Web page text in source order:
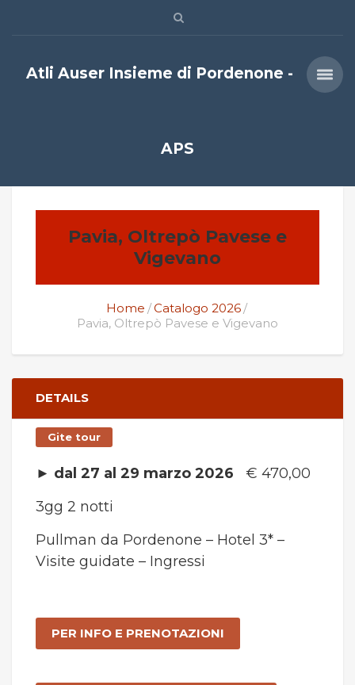
Atli Auser Insieme di Pordenone -
APS
Pavia, Oltrepò Pavese e
Vigevano
Home
Catalogo 2026
Pavia, Oltrepò Pavese e Vigevano
DETAILS
Gite tour
► dal 27 al 29 marzo 2026 € 470,00
3gg 2 notti
Pullman da Pordenone – Hotel 3* –
Visite guidate – Ingressi
PER INFO E PRENOTAZIONI